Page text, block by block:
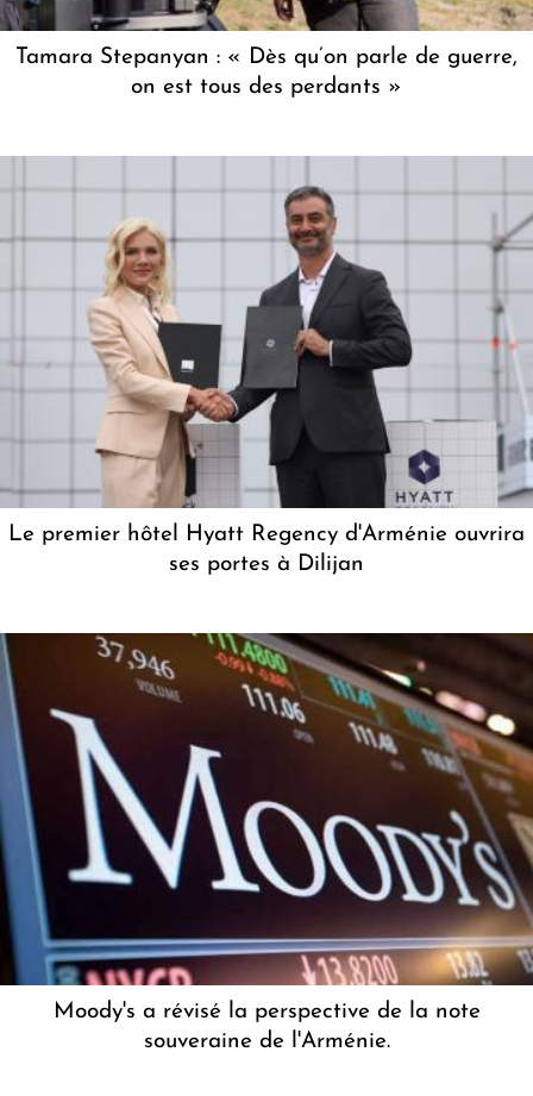
Tamara Stepanyan : « Dès qu’on parle de guerre,
on est tous des perdants »
Le premier hôtel Hyatt Regency d'Arménie ouvrira
ses portes à Dilijan
Moody's a révisé la perspective de la note
souveraine de l'Arménie.